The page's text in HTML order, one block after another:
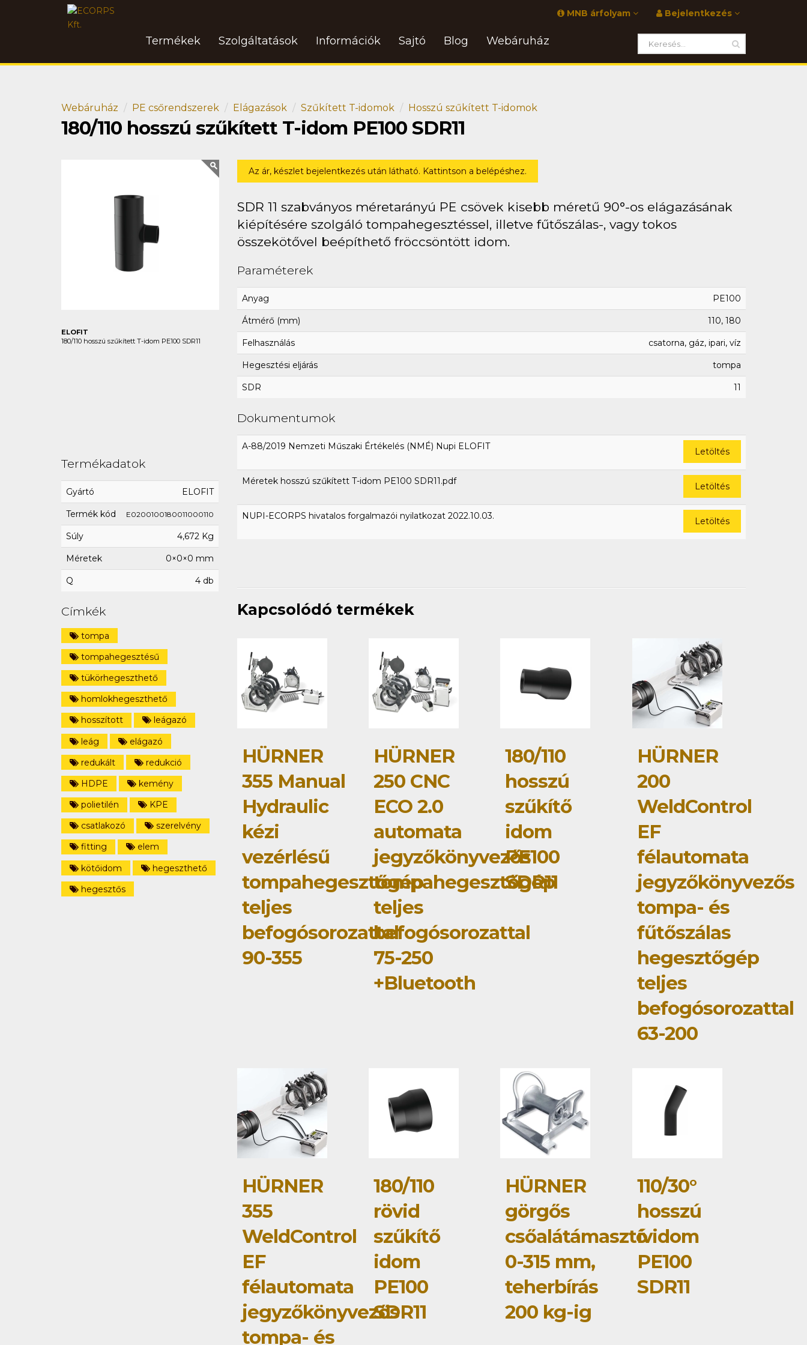
Bejelentkezés
MNB árfolyam
Termékek Szolgáltatások Információk Sajtó Blog Webáruház
Webáruház PE csőrendszerek Elágazások Szűkített T-idomok Hosszú szűkített T-idomok
180/110 hosszú szűkített T-idom PE100 SDR11
ELOFIT
180/110 hosszú szűkített T-idom PE100 SDR11
Az ár, készlet bejelentkezés után látható. Kattintson a belépéshez.
SDR 11 szabványos méretarányú PE csövek kisebb méretű 90°-os elágazásának
kiépítésére szolgáló tompahegesztéssel, illetve fűtőszálas-, vagy tokos
összekötővel beépíthető fröccsöntött idom.
Paraméterek
Anyag PE100
Átmérő (mm) 110, 180
Felhasználás csatorna, gáz, ipari, víz
Hegesztési eljárás tompa
SDR 11
Dokumentumok
A-88/2019 Nemzeti Műszaki Értékelés (NMÉ) Nupi ELOFIT Letöltés
Méretek hosszú szűkített T-idom PE100 SDR11.pdf Letöltés
NUPI-ECORPS hivatalos forgalmazói nyilatkozat 2022.10.03. Letöltés
Termékadatok
Gyártó ELOFIT
Termék kód E0200100180011000110
Súly 4,672 Kg
Méretek 0×0×0 mm
Q 4 db
Címkék
tompa
tompahegesztésű
tükörhegeszthető
homlokhegeszthető
hosszított
leágazó
leág
elágazó
redukált
redukció
HDPE
kemény
polietilén
KPE
csatlakozó
szerelvény
fitting
elem
kötőidom
hegeszthető
hegesztős
Kapcsolódó termékek
HÜRNER
355 Manual
Hydraulic
kézi
vezérlésű
tompahegesztőgép
teljes
befogósorozattal
90-355
HÜRNER
250 CNC
ECO 2.0
automata
jegyzőkönyvezős
tompahegesztőgép
teljes
befogósorozattal
75-250
+Bluetooth
180/110
hosszú
szűkítő
idom
PE100
SDR11
HÜRNER
200
WeldControl
EF
félautomata
jegyzőkönyvezős
tompa- és
fűtőszálas
hegesztőgép
teljes
befogósorozattal
63-200
HÜRNER
355
WeldControl
EF
félautomata
jegyzőkönyvezős
tompa- és
180/110
rövid
szűkítő
idom
PE100
SDR11
HÜRNER
görgős
csőalátámasztó
0-315 mm,
teherbírás
200 kg-ig
110/30°
hosszú
ívidom
PE100
SDR11